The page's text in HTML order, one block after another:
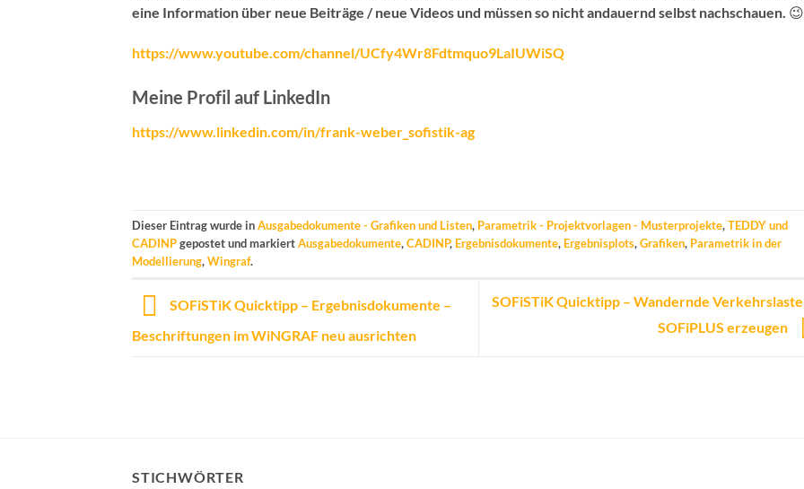
eine Information über neue Beiträge / neue Videos und müssen so nicht andauernd selbst nachschauen. 😉
https://www.youtube.com/channel/UCfy4Wr8Fdtmquo9LaIUWiSQ
Meine Profil auf LinkedIn
https://www.linkedin.com/in/frank-weber_sofistik-ag
Dieser Eintrag wurde inAusgabedokumente - Grafiken und Listen, Parametrik - Projektvorlagen - Musterprojekte,TEDDY und
CADINPgepostet und markiertAusgabedokumente,CADINP, Ergebnisdokumente, Ergebnisplots,Grafiken, Parametrik in der
Modellierung,Wingraf.
SOFiSTiK Quicktipp – Ergebnisdokumente –
Beschriftungen im WiNGRAF neu ausrichten
SOFiSTiK Quicktipp – Wandernde
SOFiPLUS erzeugen
STICHWÖRTER